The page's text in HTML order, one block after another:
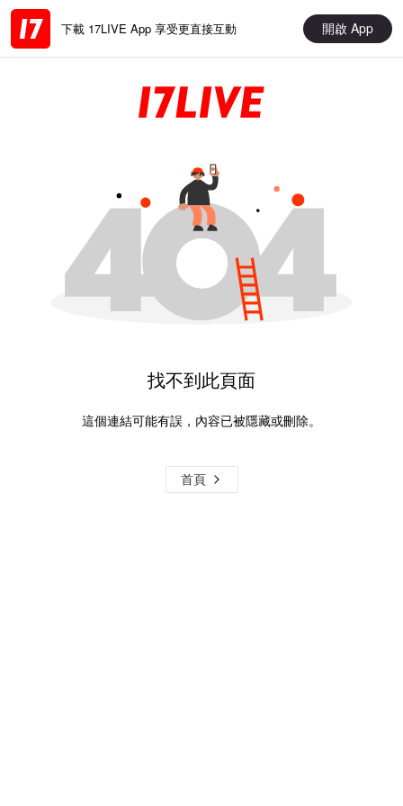
下載 17LIVE App 享受更直接互動 開啟 App
找不到此頁面
這個連結可能有誤，內容已被隱藏或刪除。
首頁